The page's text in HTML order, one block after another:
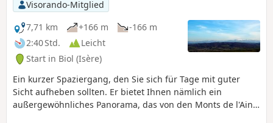
Visorando-Mitglied
7,71 km
+166 m
-166 m
2:40 Std.
Leicht
Start in Biol (Isère)
Ein kurzer Spaziergang, den Sie sich für Tage mit guter
Sicht aufheben sollten. Er bietet Ihnen nämlich ein
außergewöhnliches Panorama, das von den Monts de l'Ain